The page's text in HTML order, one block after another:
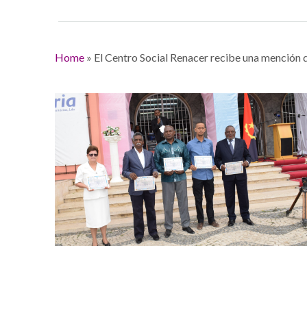
Home» El Centro Social Renacer recibe una mención